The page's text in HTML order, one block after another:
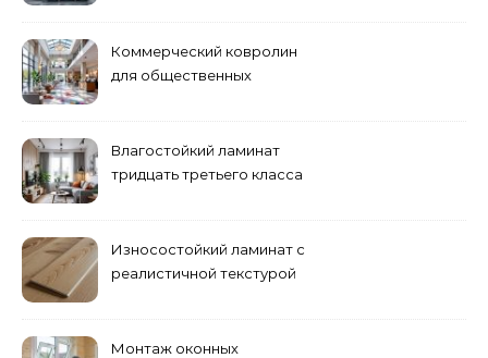
Коммерческий ковролин
для общественных
Влагостойкий ламинат
тридцать третьего класса
Износостойкий ламинат с
реалистичной текстурой
Монтаж оконных